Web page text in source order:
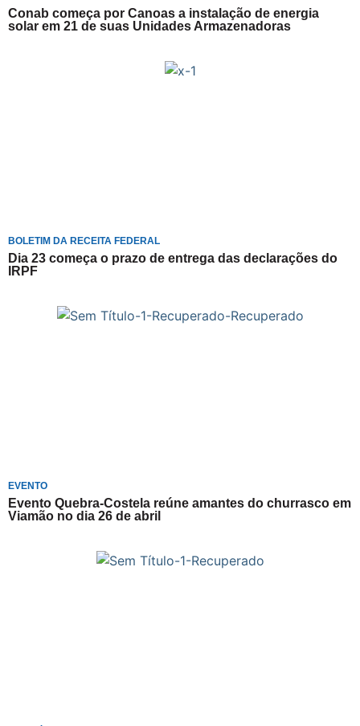
Conab começa por Canoas a instalação de energia
solar em 21 de suas Unidades Armazenadoras
BOLETIM DA RECEITA FEDERAL
Dia 23 começa o prazo de entrega das declarações do
IRPF
EVENTO
Evento Quebra-Costela reúne amantes do churrasco em
Viamão no dia 26 de abril